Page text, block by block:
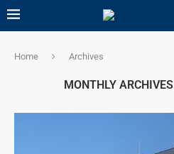
Home Archives
MONTHLY ARCHIVES